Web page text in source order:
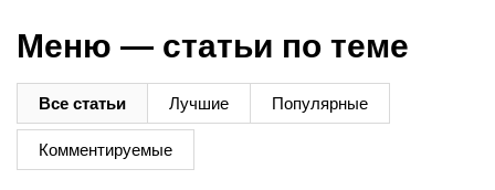
Меню — статьи по теме
Все статьи Лучшие Популярные
Комментируемые